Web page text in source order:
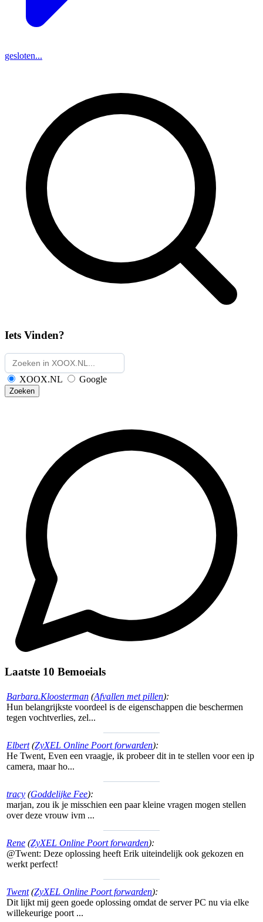
gesloten...
Iets Vinden?
XOOX.NL Google
Zoeken
Laatste 10 Bemoeials
Barbara.Kloosterman (Afvallen met pillen):
Hun belangrijkste voordeel is de eigenschappen die beschermen
tegen vochtverlies, zel...
Elbert(ZyXEL Online Poort forwarden):
He Twent, Even een vraagje, ik probeer dit in te stellen voor een ip
camera, maar ho...
tracy (Goddelijke Fee):
marjan, zou ik je misschien een paar kleine vragen mogen stellen
over deze vrouw ivm ...
Rene (ZyXEL Online Poort forwarden):
@Twent: Deze oplossing heeft Erik uiteindelijk ook gekozen en
werkt perfect!
Twent(ZyXEL Online Poort forwarden):
Dit lijkt mij geen goede oplossing omdat de server PC nu via elke
willekeurige poort ...